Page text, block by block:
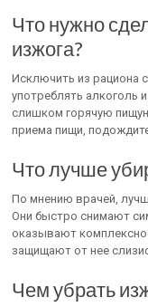
Что нужно
изжога?
Исключить из рациона
употреблять алкоголь
слишком горячую
приема пищи,
Что лучше
По мнению врачей,
Они быстро снимают
оказывают
защищают от нее
Чем убрать